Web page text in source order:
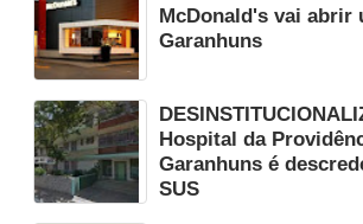
McDonald's vai abrir
Garanhuns
Hospital da
Garanhuns é
SUS